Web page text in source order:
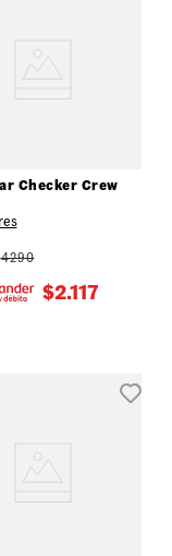
Checker Crew
4290
$2.117